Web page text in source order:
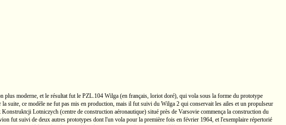
plus moderne, et le résultat fut le PZL.104 Wilga (en français, loriot doré), qui vola sous la forme du prototype
la suite, ce modèle ne fut pas mis en production, mais il fut suivi du Wilga 2 qui conservait les ailes et un propulseur
Lotniczych (centre de construction aéronautique) situé près de Varsovie commença la construction du
fut suivi de deux autres prototypes dont l'un vola pour la première fois en février 1964, et l'exemplaire répertorié